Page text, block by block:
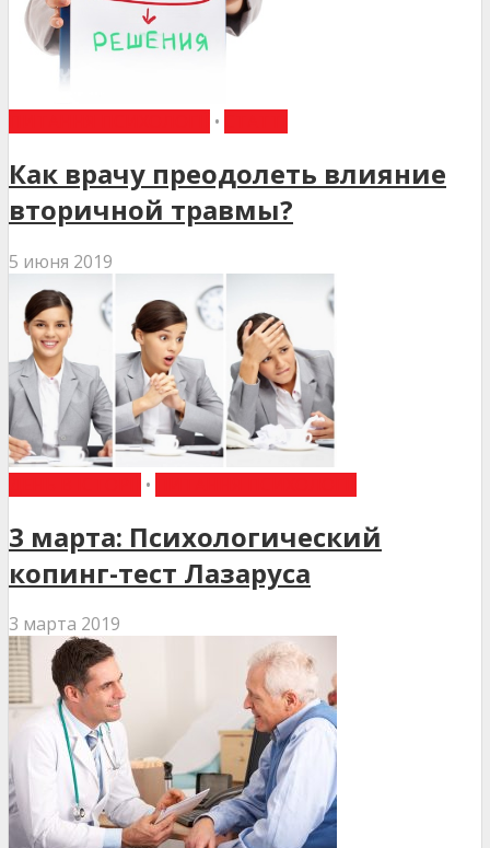
•
Как врачу преодолеть влияние
вторичной травмы?
5 июня 2019
•
3 марта: Психологический
копинг-тест Лазаруса
3 марта 2019